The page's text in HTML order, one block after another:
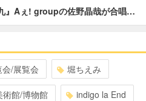
』Aぇ! groupの佐野晶哉が合唱…
/展覧会 堀ちえみ
術館/博物館 indigo la End